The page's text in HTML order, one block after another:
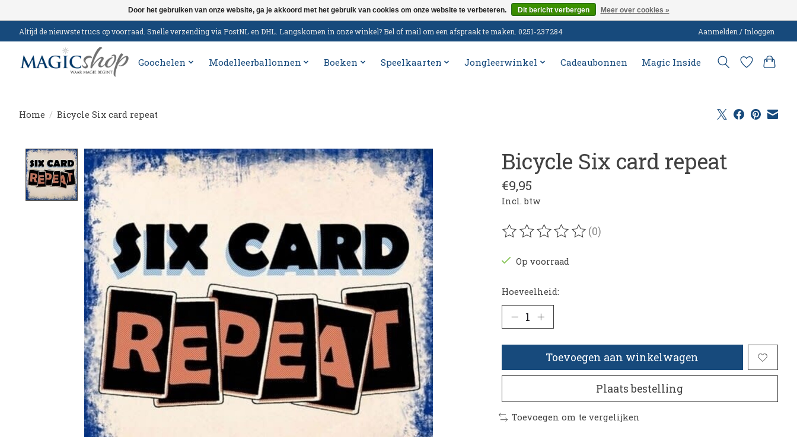
Altijd de nieuwste trucs op voorraad. Snelle verzending via PostNL en DHL. Langskomen in onze winkel? Bel of mail om een afspraak te maken. 0251-237284 Aanmelden / Inloggen
Goochelen Modelleerballonnen Boeken Speelkaarten Jongleerwinkel Cadeaubonnen Magic Inside
Home / Bicycle Six card repeat
Product image slideshow Items Bicycle Six card repeat
€9,95
Incl. btw
De beoordeling van dit product is
(0)
Op voorraad
Hoeveelheid:
Toevoegen aan winkelwagen
Plaats bestelling
Toevoegen om te vergelijken
Door het gebruiken van onze website, ga je akkoord met het gebruik van cookies om onze website te verbeteren. Dit bericht verbergen Meer over cookies »